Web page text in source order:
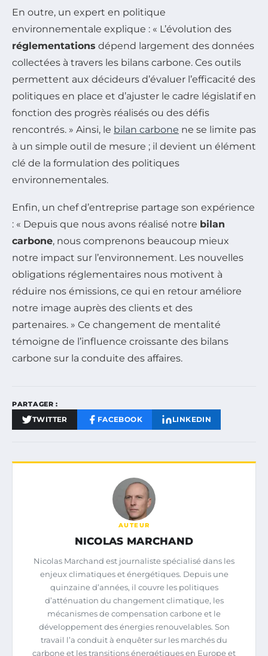
En outre, un expert en politique
environnementale explique : « L’évolution des
réglementations dépend largement des données
collectées à travers les bilans carbone. Ces outils
permettent aux décideurs d’évaluer l’efficacité des
politiques en place et d’ajuster le cadre législatif en
fonction des progrès réalisés ou des défis
rencontrés. » Ainsi, le bilan carbone ne se limite pas
à un simple outil de mesure ; il devient un élément
clé de la formulation des politiques
environnementales.
Enfin, un chef d’entreprise partage son expérience
: « Depuis que nous avons réalisé notre bilan
carbone, nous comprenons beaucoup mieux
notre impact sur l’environnement. Les nouvelles
obligations réglementaires nous motivent à
réduire nos émissions, ce qui en retour améliore
notre image auprès des clients et des
partenaires. » Ce changement de mentalité
témoigne de l’influence croissante des bilans
carbone sur la conduite des affaires.
PARTAGER :
TWITTER FACEBOOK LINKEDIN
AUTEUR
NICOLAS MARCHAND
Nicolas Marchand est journaliste spécialisé dans les
enjeux climatiques et énergétiques. Depuis une
quinzaine d’années, il couvre les politiques
d’atténuation du changement climatique, les
mécanismes de compensation carbone et le
développement des énergies renouvelables. Son
travail l’a conduit à enquêter sur les marchés du
carbone et les transitions énergétiques en Europe et